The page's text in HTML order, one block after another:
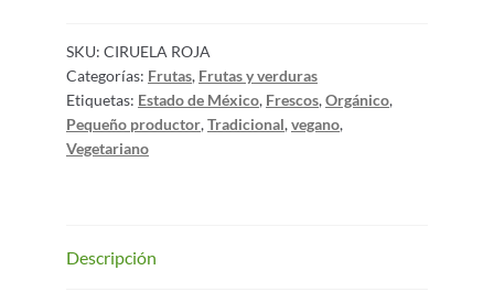
SKU: CIRUELA ROJA
Categorías: Frutas, Frutas y verduras
Etiquetas: Estado de México, Frescos,Orgánico,
Pequeño productor,Tradicional,vegano,
Vegetariano
Descripción